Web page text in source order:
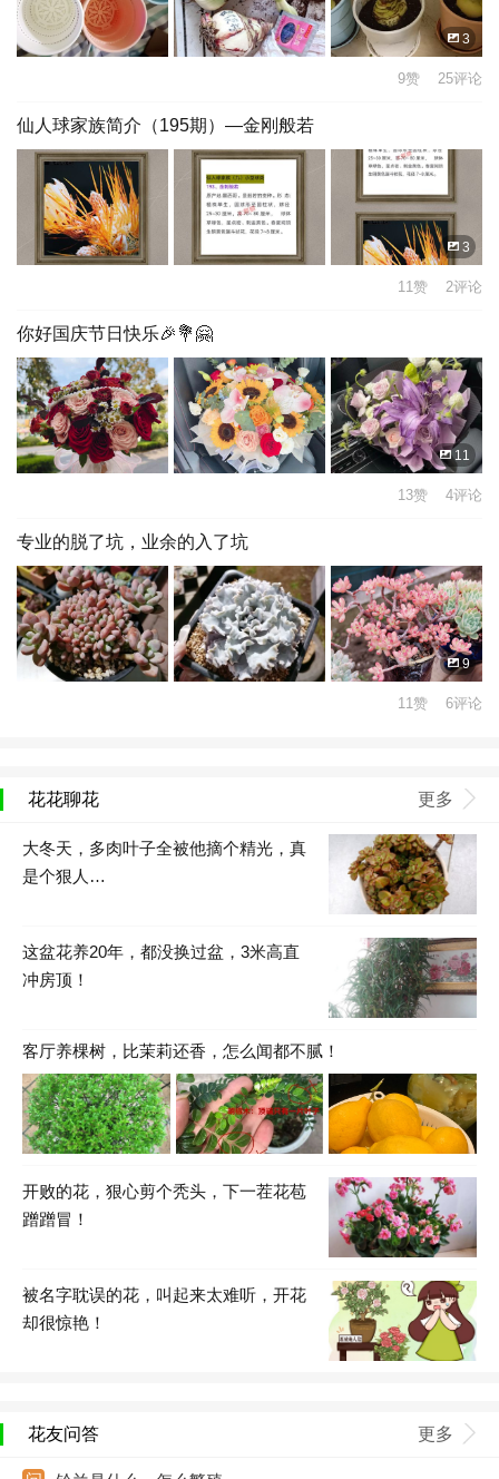
3
9赞 25评论
仙人球家族简介（195期）—金刚般若
3
11赞 2评论
你好国庆节日快乐🎉💐🤗
11
13赞 4评论
专业的脱了坑，业余的入了坑
9
11赞 6评论
花花聊花 更多
大冬天，多肉叶子全被他摘个精光，真
是个狠人…
这盆花养20年，都没换过盆，3米高直
冲房顶！
客厅养棵树，比茉莉还香，怎么闻都不腻！
开败的花，狠心剪个秃头，下一茬花苞
蹭蹭冒！
被名字耽误的花，叫起来太难听，开花
却很惊艳！
花友问答 更多